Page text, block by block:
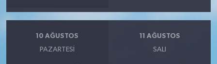
10 AĞUSTOS
PAZARTESI
11 AĞUSTOS
SALI